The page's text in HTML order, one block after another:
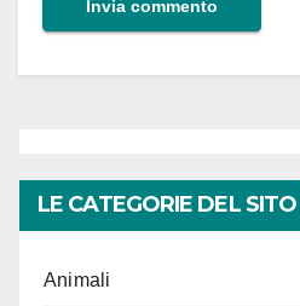
LE CATEGORIE DEL SITO
Animali